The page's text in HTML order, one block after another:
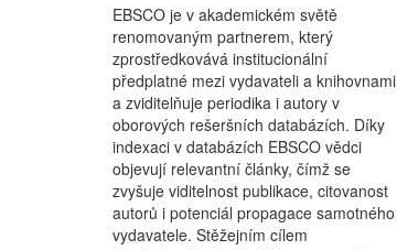
EBSCO je v akademickém světě
renomovaným partnerem, který
zprostředkovává institucionální
předplatné mezi vydavateli a knihovnami
a zviditelňuje periodika i autory v
oborových rešeršních databázích. Díky
indexaci v databázích EBSCO vědci
objevují relevantní články, čímž se
zvyšuje viditelnost publikace, citovanost
autorů i potenciál propagace samotného
vydavatele. Stěžejním cílem